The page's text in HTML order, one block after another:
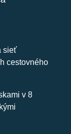
sieť
cestovného
v 8